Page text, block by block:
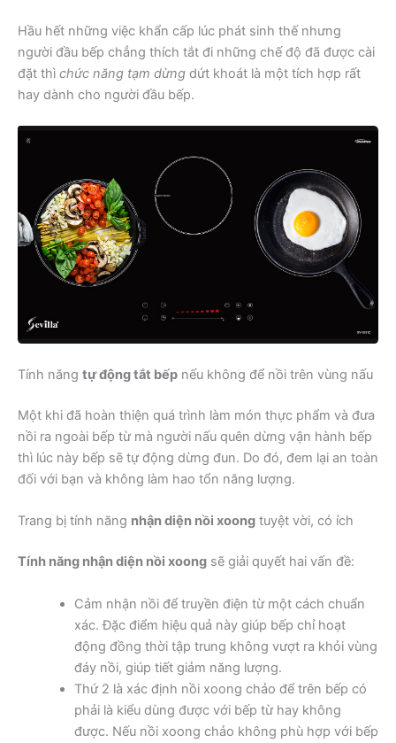
Hầu hết những việc khẩn cấp lúc phát sinh thế nhưng
người đầu bếp chẳng thích tắt đi những chế độ đã được cài
đặt thì chức năng tạm dừng dứt khoát là một tích hợp rất
hay dành cho người đầu bếp.
Tính năng tự động tắt bếp nếu không để nồi trên vùng nấu
Một khi đã hoàn thiện quá trình làm món thực phẩm và đưa
nồi ra ngoài bếp từ mà người nấu quên dừng vận hành bếp
thì lúc này bếp sẽ tự động dừng đun. Do đó, đem lại an toàn
đối với bạn và không làm hao tổn năng lượng.
Trang bị tính năng nhận diện nồi xoong tuyệt vời, có ích
Tính năng nhận diện nồi xoong sẽ giải quyết hai vấn đề:
Cảm nhận nồi để truyền điện từ một cách chuẩn
xác. Đặc điểm hiệu quả này giúp bếp chỉ hoạt
động đồng thời tập trung không vượt ra khỏi vùng
đáy nồi, giúp tiết giảm năng lượng.
Thứ 2 là xác định nồi xoong chảo để trên bếp có
phải là kiểu dùng được với bếp từ hay không
được. Nếu nồi xoong chảo không phù hợp với bếp